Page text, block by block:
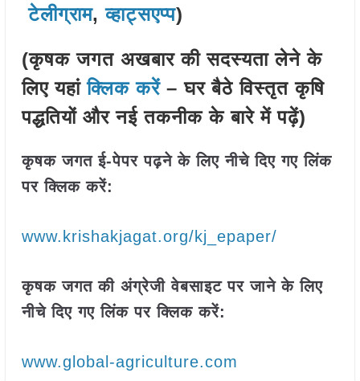
टेलीग्राम,व्हाट्सएप्प)
(कृषक जगत अखबार की सदस्यता लेने के
लिए यहांक्लिक करें– घर बैठे विस्तृत कृषि
पद्धतियों और नई तकनीक के बारे में पढ़ें)
कृषक जगत ई-पेपर पढ़ने के लिए नीचे दिए गए लिंक
पर क्लिक करें:
www.krishakjagat.org/kj_epaper/
कृषक जगत की अंग्रेजी वेबसाइट पर जाने के लिए
नीचे दिए गए लिंक पर क्लिक करें:
www.global-agriculture.com